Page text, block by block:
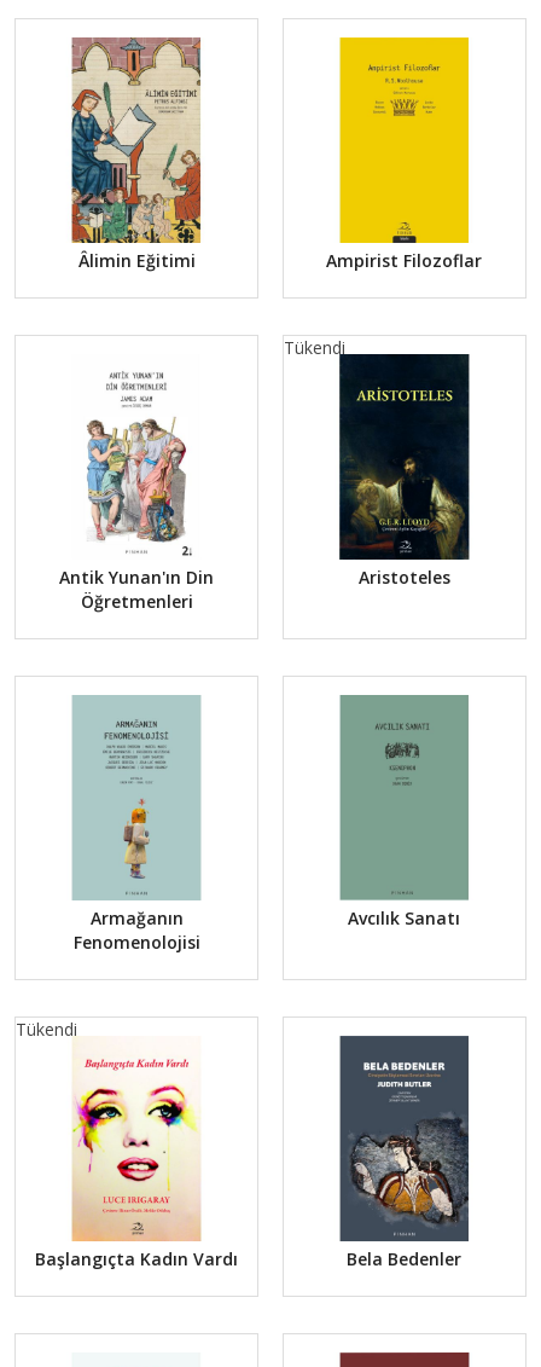
Âlimin Eğitimi Ampirist Filozoflar
Antik Yunan'ın Din
Öğretmenleri
Aristoteles
Tükendi
Armağanın
Fenomenolojisi
Avcılık Sanatı
Başlangıçta Kadın Vardı
Tükendi
Bela Bedenler